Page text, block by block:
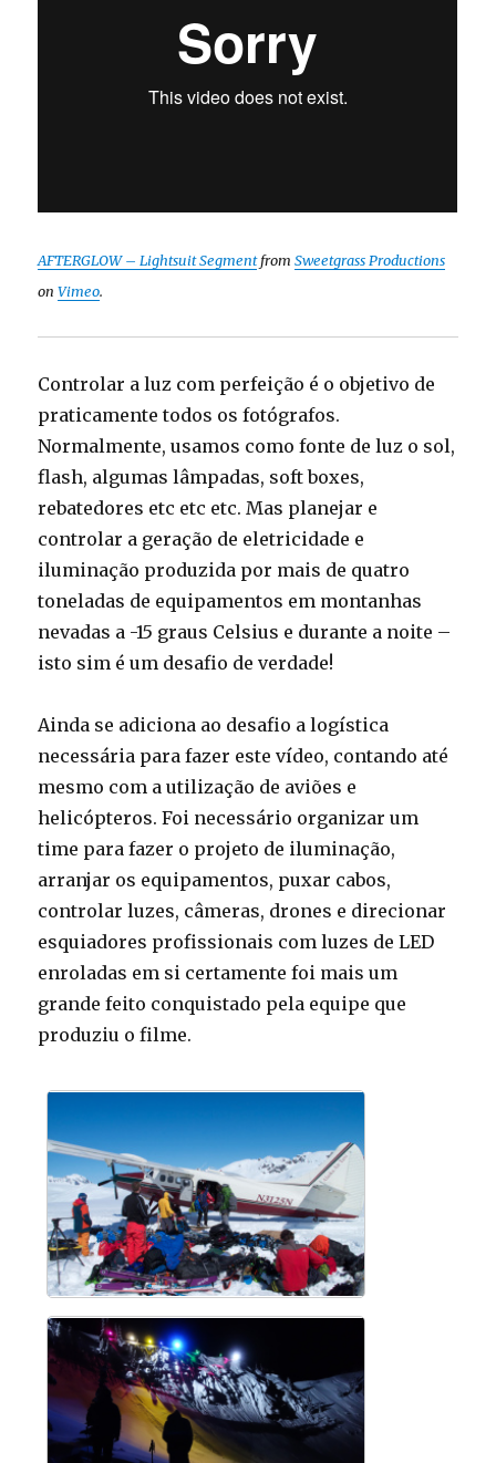
AFTERGLOW – Lightsuit SegmentfromSweetgrass Productions
onVimeo.
Controlar a luz com perfeição é o objetivo de
praticamente todos os fotógrafos.
Normalmente, usamos como fonte de luz o sol,
flash, algumas lâmpadas, soft boxes,
rebatedores etc etc etc. Mas planejar e
controlar a geração de eletricidade e
iluminação produzida por mais de quatro
toneladas de equipamentos em montanhas
nevadas a -15 graus Celsius e durante a noite –
isto sim é um desafio de verdade!
Ainda se adiciona ao desafio a logística
necessária para fazer este vídeo, contando até
mesmo com a utilização de aviões e
helicópteros. Foi necessário organizar um
time para fazer o projeto de iluminação,
arranjar os equipamentos, puxar cabos,
controlar luzes, câmeras, drones e direcionar
esquiadores profissionais com luzes de LED
enroladas em si certamente foi mais um
grande feito conquistado pela equipe que
produziu o filme.